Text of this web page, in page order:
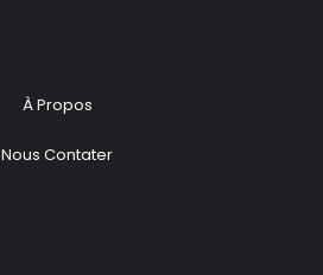
À Propos
Nous Contater